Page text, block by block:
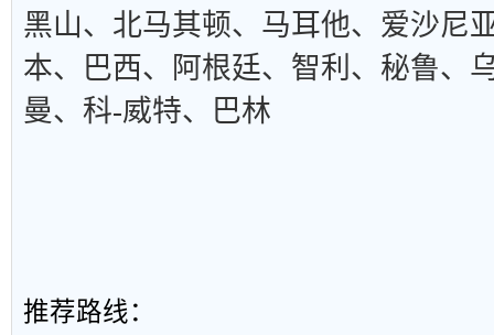
黑山、北马其顿、马耳他、爱沙尼
本、巴西、阿根廷、智利、秘鲁、
曼、科-威特、巴林
推荐路线：